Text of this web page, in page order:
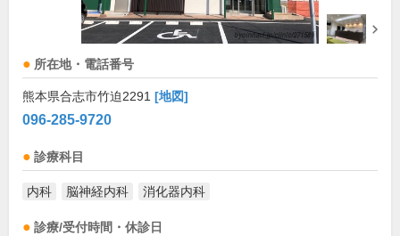
所在地・電話番号
熊本県合志市竹迫2291 [地図]
096-285-9720
診療科目
内科 脳神経内科 消化器内科
診療/受付時間・休診日